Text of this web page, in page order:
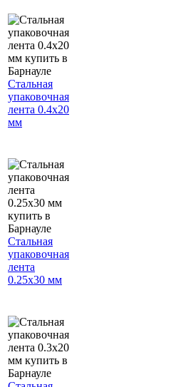
Стальная
упаковочная
лента 0.4х20
мм
Стальная
упаковочная
лента
0.25х30 мм